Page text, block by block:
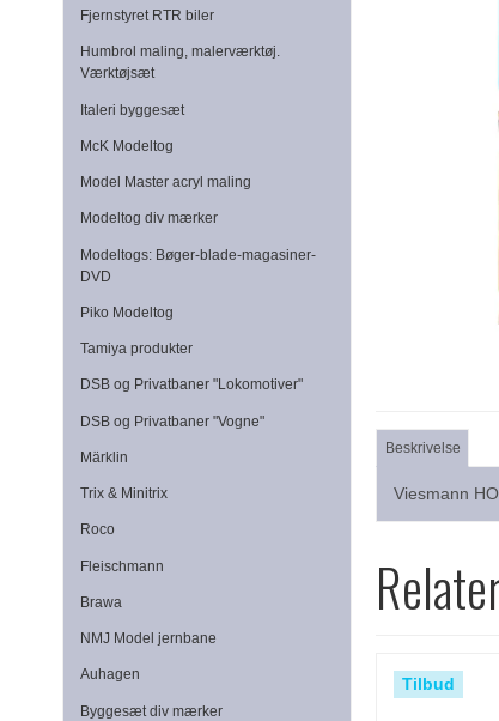
Fjernstyret RTR biler
Humbrol maling, malerværktøj.
Værktøjsæt
Italeri byggesæt
McK Modeltog
Model Master acryl maling
Modeltog div mærker
Modeltogs: Bøger-blade-magasiner-
DVD
Piko Modeltog
Tamiya produkter
DSB og Privatbaner "Lokomotiver"
DSB og Privatbaner "Vogne"
Märklin
Trix & Minitrix
Roco
Fleischmann
Brawa
NMJ Model jernbane
Auhagen
Byggesæt div mærker
Beskrivelse
Viesmann
Tilbud